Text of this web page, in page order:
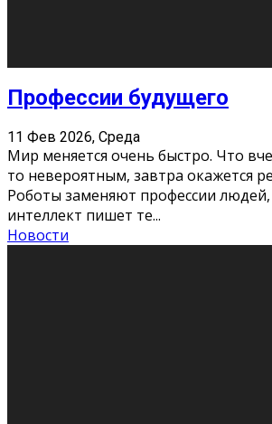
Как бороться со стрессом
11 Фев 2026, Среда
Стресс – нормальная реакция
факторов, воздействующих на твой
больше, чем ресурсов. Есть советы,
стрессовым состояни
Новости